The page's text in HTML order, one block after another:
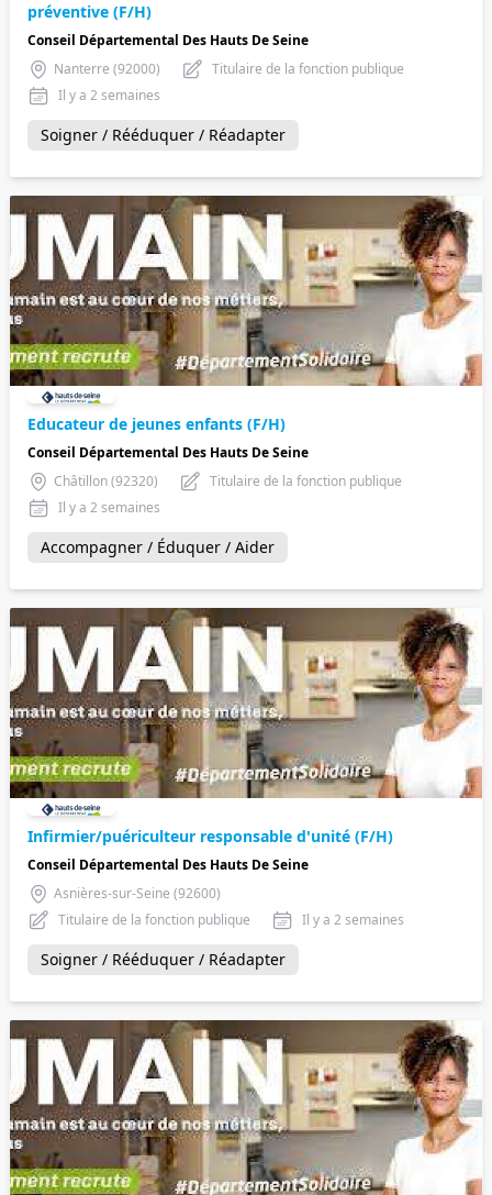
préventive (F/H)
Conseil Départemental Des Hauts De Seine
Nanterre (92000)
Titulaire de la fonction publique
Il y a 2 semaines
Soigner / Rééduquer / Réadapter
Educateur de jeunes enfants (F/H)
Conseil Départemental Des Hauts De Seine
Châtillon (92320)
Titulaire de la fonction publique
Il y a 2 semaines
Accompagner / Éduquer / Aider
Infirmier/puériculteur responsable d'unité (F/H)
Conseil Départemental Des Hauts De Seine
Asnières-sur-Seine (92600)
Titulaire de la fonction publique
Il y a 2 semaines
Soigner / Rééduquer / Réadapter